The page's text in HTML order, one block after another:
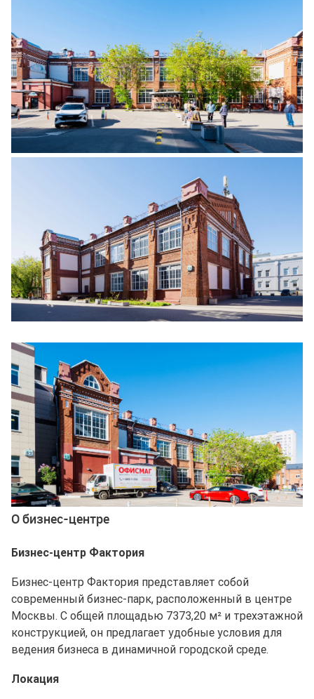
О бизнес-центре
Бизнес-центр Фактория
Бизнес-центр Фактория представляет собой
современный бизнес-парк, расположенный в центре
Москвы. С общей площадью 7373,20 м² и трехэтажной
конструкцией, он предлагает удобные условия для
ведения бизнеса в динамичной городской среде.
Локация